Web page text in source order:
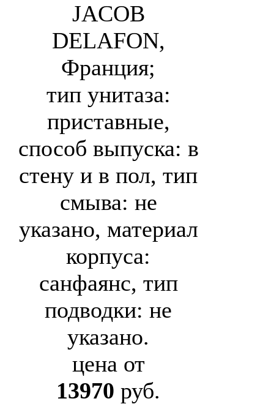
JACOB
DELAFON,
Франция;
тип унитаза:
приставные,
способ выпуска: в
стену и в пол, тип
смыва: не
указано, материал
корпуса:
санфаянс, тип
подводки: не
указано.
цена от
13970 руб.